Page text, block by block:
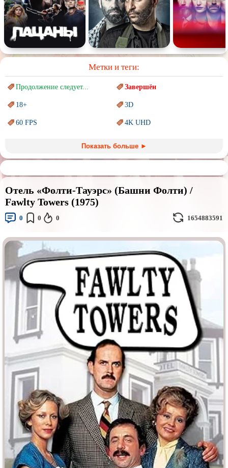
Метки и теги:
Продолжение следует... Завершён
18+ 3D
60 FPS 4K UHD
Marvel PIXAR
Sci-Fi (Научнаяфантастика) Trash (трэш) movies
Авангард иСюрреализм Ангелы и Демоны
Аниме
Дорамы
Киберпанк Коллекция
Комикс Маги и Волшебники
Новогодние
Основанное на
реальных
событиях
Параллельные миры
Перевод Гоблина
ПереводКураж-Бамбей Пеплум
Подростковая жестокость Постапокалипсис
Призраки
Про апокалипсис Про богов
Про богатых Про вампиров
Про ведьм Про викингов
Про выживание Про гангстеров
Показать больше ►
Отель «Фолти-Тауэрс» (Башни Фолти) /
Fawlty Towers (1975)
0 0 0 1654883591